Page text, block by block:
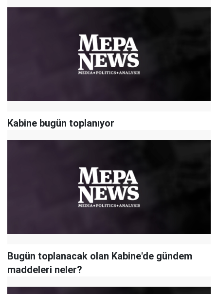
Kabine bugün toplanıyor
Bugün toplanacak olan Kabine'de gündem
maddeleri neler?